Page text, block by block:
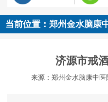
当前位置：郑州金水脑康
济源市戒
来源：郑州金水脑康中医